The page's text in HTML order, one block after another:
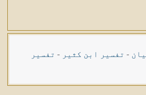
- تفسیر ابن کثیر - تفسیر